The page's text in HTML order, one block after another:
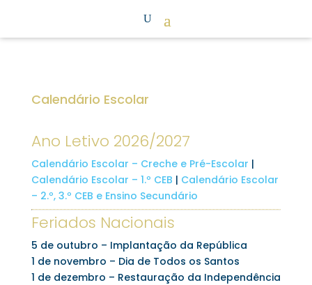
Calendário Escolar
Ano Letivo 2026/2027
Calendário Escolar – Creche e Pré-Escolar |
Calendário Escolar – 1.º CEB | Calendário Escolar
– 2.º, 3.º CEB e Ensino Secundário
Feriados Nacionais
5 de outubro – Implantação da República
1 de novembro – Dia de Todos os Santos
1 de dezembro – Restauração da Independência